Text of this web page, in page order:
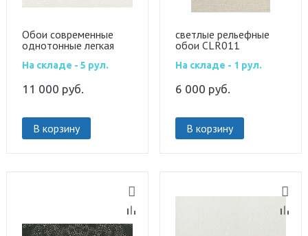
Обои современные
однотонные легкая
На складе - 5 рул.
11 000 руб.
В корзину
светлые рельефные
обои CLR011
На складе - 1 рул.
6 000 руб.
В корзину